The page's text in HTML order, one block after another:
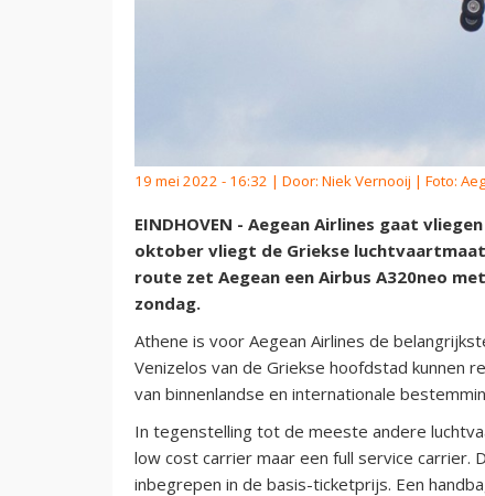
19 mei 2022 - 16:32 | Door: Niek Vernooij | Foto:
EINDHOVEN - Aegean Airlines gaat
oktober vliegt de Griekse
route zet Aegean een Airbus A320neo
zondag.
Athene is voor Aegean Airlines de
Venizelos van de Griekse hoofdstad kunnen
van binnenlandse en internationale
In tegenstelling tot de meeste andere
low cost carrier maar een full service carrier.
inbegrepen in de basis-ticketprijs. Een